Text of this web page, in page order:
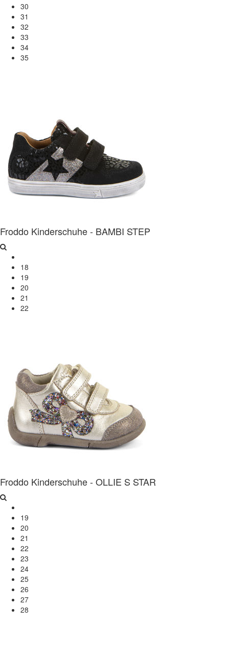
30
31
32
33
34
35
Froddo Kinderschuhe - BAMBI STEP
18
19
20
21
22
Froddo Kinderschuhe - OLLIE S STAR
19
20
21
22
23
24
25
26
27
28